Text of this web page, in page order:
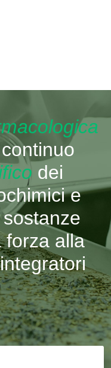
dei
e
forza alla